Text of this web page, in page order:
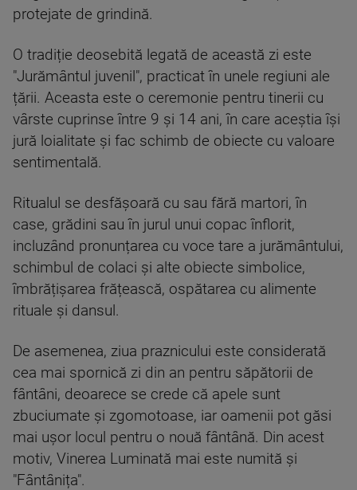
protejate de grindină.
O tradiție deosebită legată de această zi este
"Jurământul juvenil", practicat în unele regiuni ale
țării. Aceasta este o ceremonie pentru tinerii cu
vârste cuprinse între 9 și 14 ani, în care aceștia își
jură loialitate și fac schimb de obiecte cu valoare
sentimentală.
Ritualul se desfășoară cu sau fără martori, în
case, grădini sau în jurul unui copac înflorit,
incluzând pronunțarea cu voce tare a jurământului,
schimbul de colaci și alte obiecte simbolice,
îmbrățișarea frățească, ospătarea cu alimente
rituale și dansul.
De asemenea, ziua praznicului este considerată
cea mai spornică zi din an pentru săpătorii de
fântâni, deoarece se crede că apele sunt
zbuciumate și zgomotoase, iar oamenii pot găsi
mai ușor locul pentru o nouă fântână. Din acest
motiv, Vinerea Luminată mai este numită și
"Fântânița".